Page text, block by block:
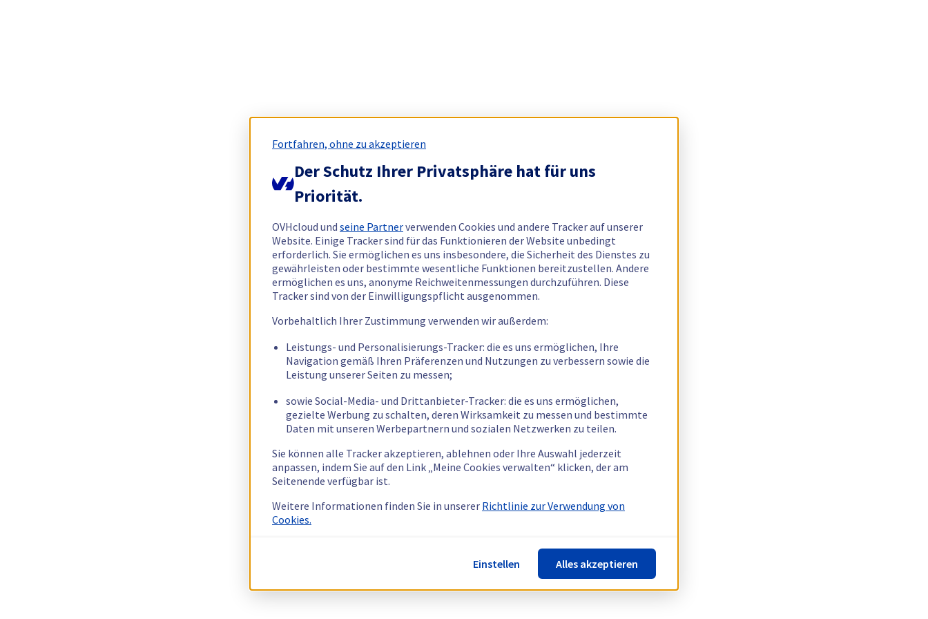
Fortfahren, ohne zu akzeptieren
Der Schutz Ihrer Privatsphäre hat für uns
Priorität.
OVHcloud und seine Partnerverwenden Cookies und andere Tracker auf unserer
Website. Einige Tracker sind für das Funktionieren der Website unbedingt
erforderlich. Sie ermöglichen es uns insbesondere, die Sicherheit des Dienstes zu
gewährleisten oder bestimmte wesentliche Funktionen bereitzustellen. Andere
ermöglichen es uns, anonyme Reichweitenmessungen durchzuführen. Diese
Tracker sind von der Einwilligungspflicht ausgenommen.
Vorbehaltlich Ihrer Zustimmung verwenden wir außerdem:
Leistungs- und Personalisierungs-Tracker: die es uns ermöglichen, Ihre
Navigation gemäß Ihren Präferenzen und Nutzungen zu verbessern sowie die
Leistung unserer Seiten zu messen;
sowie Social-Media- und Drittanbieter-Tracker: die es uns ermöglichen,
gezielte Werbung zu schalten, deren Wirksamkeit zu messen und bestimmte
Daten mit unseren Werbepartnern und sozialen Netzwerken zu teilen.
Sie können alle Tracker akzeptieren, ablehnen oder Ihre Auswahl jederzeit
anpassen, indem Sie auf den Link „Meine Cookies verwalten“ klicken, der am
Seitenende verfügbar ist.
Weitere Informationen finden Sie in unserer Richtlinie zur Verwendung von
Cookies.
Einstellen Alles akzeptieren